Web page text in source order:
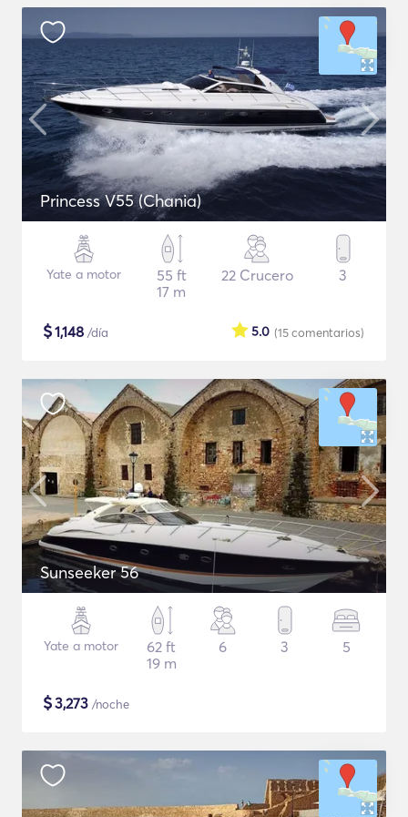
Princess V55 (Chania)
Yate a motor
55 ft
17 m
22 Crucero 3
$1,148 /día (15comentarios)
5.0
Sunseeker 56
Yate a motor
62 ft
19 m
6 3 5
$3,273 /noche